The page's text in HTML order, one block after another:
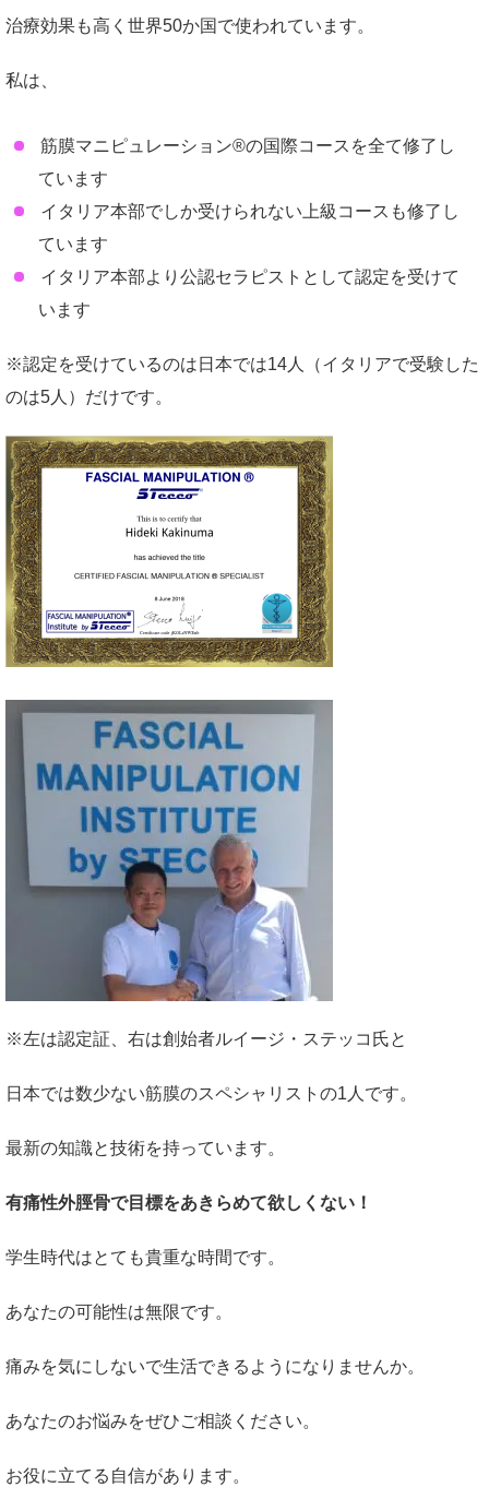
治療効果も高く世界50か国で使われています。
私は、
筋膜マニピュレーション®の国際コースを全て修了し
ています
イタリア本部でしか受けられない上級コースも修了し
ています
イタリア本部より公認セラピストとして認定を受けて
います
※認定を受けているのは日本では14人（イタリアで受験した
のは5人）だけです。
※左は認定証、右は創始者ルイージ・ステッコ氏と
日本では数少ない筋膜のスペシャリストの1人です。
最新の知識と技術を持っています。
有痛性外脛骨で目標をあきらめて欲しくない！
学生時代はとても貴重な時間です。
あなたの可能性は無限です。
痛みを気にしないで生活できるようになりませんか。
あなたのお悩みをぜひご相談ください。
お役に立てる自信があります。